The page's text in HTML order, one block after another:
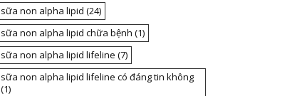
sữa non alpha lipid (24)
sữa non alpha lipid chữa bệnh (1)
sữa non alpha lipid lifeline (7)
sữa non alpha lipid lifeline có đáng tin không
(1)